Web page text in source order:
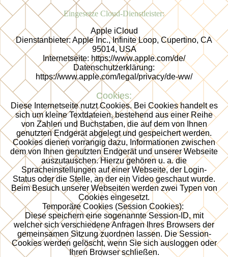
Eingesetze Cloud-Dienstleister:
Apple iCloud
Dienstanbieter: Apple Inc., Infinite Loop, Cupertino, CA
95014, USA
Internetseite: https://www.apple.com/de/
Datenschutzerklärung:
https://www.apple.com/legal/privacy/de-ww/
Cookies:
Diese Internetseite nutzt Cookies. Bei Cookies handelt es
sich um kleine Textdateien, bestehend aus einer Reihe
von Zahlen und Buchstaben, die auf dem von Ihnen
genutzten Endgerät abgelegt und gespeichert werden.
Cookies dienen vorrangig dazu, Informationen zwischen
dem von Ihnen genutzten Endgerät und unserer Webseite
auszutauschen. Hierzu gehören u. a. die
Spracheinstellungen auf einer Webseite, der Login-
Status oder die Stelle, an der ein Video geschaut wurde.
Beim Besuch unserer Webseiten werden zwei Typen von
Cookies eingesetzt.
Temporäre Cookies (Session Cookies):
Diese speichern eine sogenannte Session-ID, mit
welcher sich verschiedene Anfragen Ihres Browsers der
gemeinsamen Sitzung zuordnen lassen. Die Session-
Cookies werden gelöscht, wenn Sie sich ausloggen oder
Ihren Browser schließen.